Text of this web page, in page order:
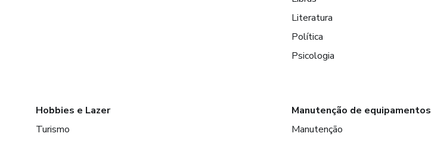
Literatura
Política
Psicologia
Hobbies e Lazer
Turismo
Manutenção de equipamentos
Manutenção